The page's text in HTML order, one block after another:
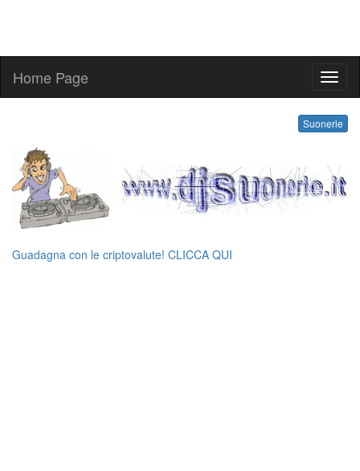
Home Page
Suonerie
Guadagna con le criptovalute! CLICCA QUI